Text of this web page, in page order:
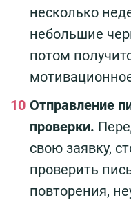
несколько
небольшие
потом
Отправление
проверки.
свою заявку,
проверить
повторения,